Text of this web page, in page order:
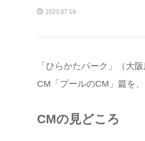
2023.07.18
「ひらかたパーク」（大
CM「プールのCM」篇を
CMの見どころ